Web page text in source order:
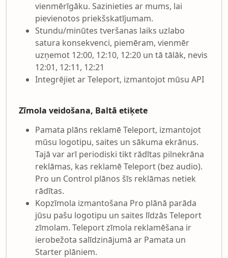
vienmērīgāku. Sazinieties ar mums, lai
pievienotos priekšskatījumam.
Stundu/minūtes tveršanas laiks uzlabo
satura konsekvenci, piemēram, vienmēr
uzņemot 12:00, 12:10, 12:20 un tā tālāk, nevis
12:01, 12:11, 12:21
Integrējiet ar Teleport, izmantojot mūsu API
Zīmola veidošana, Baltā etiķete
Pamata plāns reklamē Teleport, izmantojot
mūsu logotipu, saites un sākuma ekrānus.
Tajā var arī periodiski tikt rādītas pilnekrāna
reklāmas, kas reklamē Teleport (bez audio).
Pro un Control plānos šīs reklāmas netiek
rādītas.
Kopzīmola izmantošana Pro plānā parāda
jūsu pašu logotipu un saites līdzās Teleport
zīmolam. Teleport zīmola reklamēšana ir
ierobežota salīdzinājumā ar Pamata un
Starter plāniem.